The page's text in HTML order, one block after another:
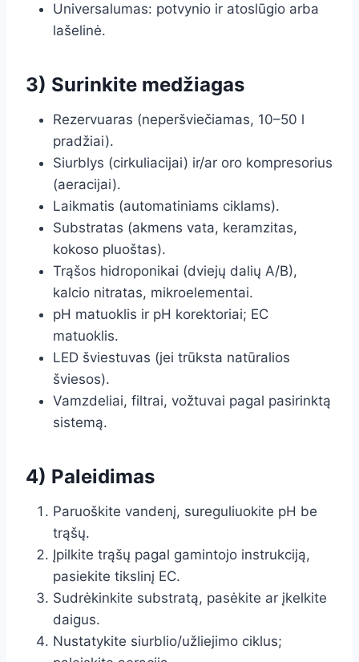
Universalumas: potvynio ir atoslūgio arba
lašelinė.
3) Surinkite medžiagas
Rezervuaras (neperšviečiamas, 10–50 l
pradžiai).
Siurblys (cirkuliacijai) ir/ar oro kompresorius
(aeracijai).
Laikmatis (automatiniams ciklams).
Substratas (akmens vata, keramzitas,
kokoso pluoštas).
Trąšos hidroponikai (dviejų dalių A/B),
kalcio nitratas, mikroelementai.
pH matuoklis ir pH korektoriai; EC
matuoklis.
LED šviestuvas (jei trūksta natūralios
šviesos).
Vamzdeliai, filtrai, vožtuvai pagal pasirinktą
sistemą.
4) Paleidimas
Paruoškite vandenį, sureguliuokite pH be
trąšų.
Įpilkite trąšų pagal gamintojo instrukciją,
pasiekite tikslinį EC.
Sudrėkinkite substratą, pasėkite ar įkelkite
daigus.
Nustatykite siurblio/užliejimo ciklus;